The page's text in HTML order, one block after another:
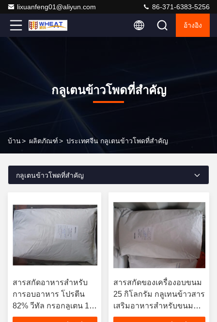
lixuanfeng01@aliyun.com 86-371-6383-5256
อ้างอิง
กลูเตนข้าวโพดที่สําคัญ
บ้าน> ผลิตภัณฑ์> ประเทศจีน กลูเตนข้าวโพดที่สําคัญ
กลูเตนข้าวโพดที่สําคัญ
สารสกัดอาหารสําหรับ
การอบอาหาร โปรตีน
82% วีทัล กรอกลูเตน 1
กิโลกรัม VWG เกรด
สารสกัดของเครื่องอบขนม
25 กิโลกรัม กลูเทนข้าวสาร
เสริมอาหารสําหรับขนม
และเครื่องอบขนม